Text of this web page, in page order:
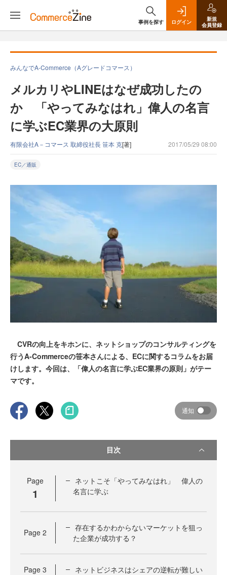
事例を探す ログイン
新規
会員登録
みんなでA-Commerce（Aグレードコマース）
メルカリやLINEはなぜ成功したの
か 「やってみなはれ」偉人の名言
に学ぶEC業界の大原則
有限会社A－コマース 取締役社長 笹本 克[著] 2017/05/29 08:00
EC／通販
CVRの向上をキホンに、ネットショップのコンサルティングを
行うA-Commerceの笹本さんによる、ECに関するコラムをお届
けします。今回は、「偉人の名言に学ぶEC業界の原則」がテー
マです。
通知
目次
Page
1
ネットこそ「やってみなはれ」 偉人の
名言に学ぶ
Page 2
存在するかわからないマーケットを狙っ
た企業が成功する？
Page 3 ネットビジネスはシェアの逆転が難しい